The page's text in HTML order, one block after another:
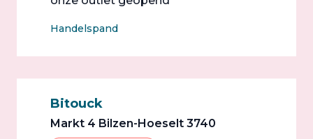
Handelspand
Bitouck
Markt 4 Bilzen-Hoeselt 3740